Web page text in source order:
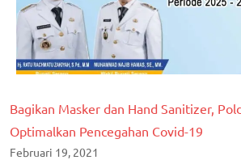
Bagikan Masker dan Hand Sanitizer,
Optimalkan Pencegahan Covid-19
Februari 19, 2021